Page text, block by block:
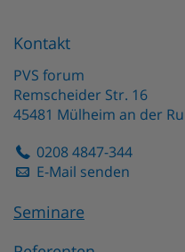
Kontakt
PVS forum
Remscheider Str. 16
45481 Mülheim an der
0208 4847-344
E-Mail senden
Seminare